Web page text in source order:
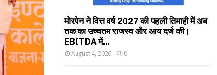
मोरपेन ने वित्त वर्ष 2027 की पहली तिमाही में अब
तक का उच्चतम राजस्व और आय दर्ज की।
EBITDA में...
August 4, 2026 0